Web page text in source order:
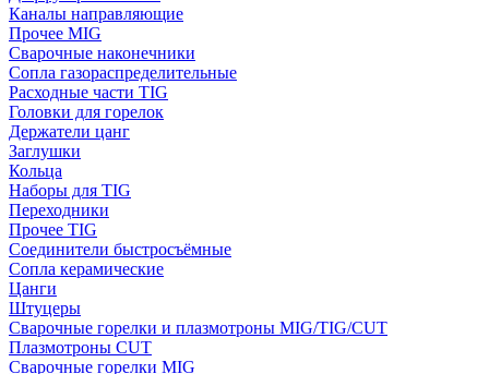
Каналы направляющие
Прочее MIG
Сварочные наконечники
Сопла газораспределительные
Расходные части TIG
Головки для горелок
Держатели цанг
Заглушки
Кольца
Наборы для TIG
Переходники
Прочее TIG
Соединители быстросъёмные
Сопла керамические
Цанги
Штуцеры
Сварочные горелки и плазмотроны MIG/TIG/CUT
Плазмотроны CUT
Сварочные горелки MIG